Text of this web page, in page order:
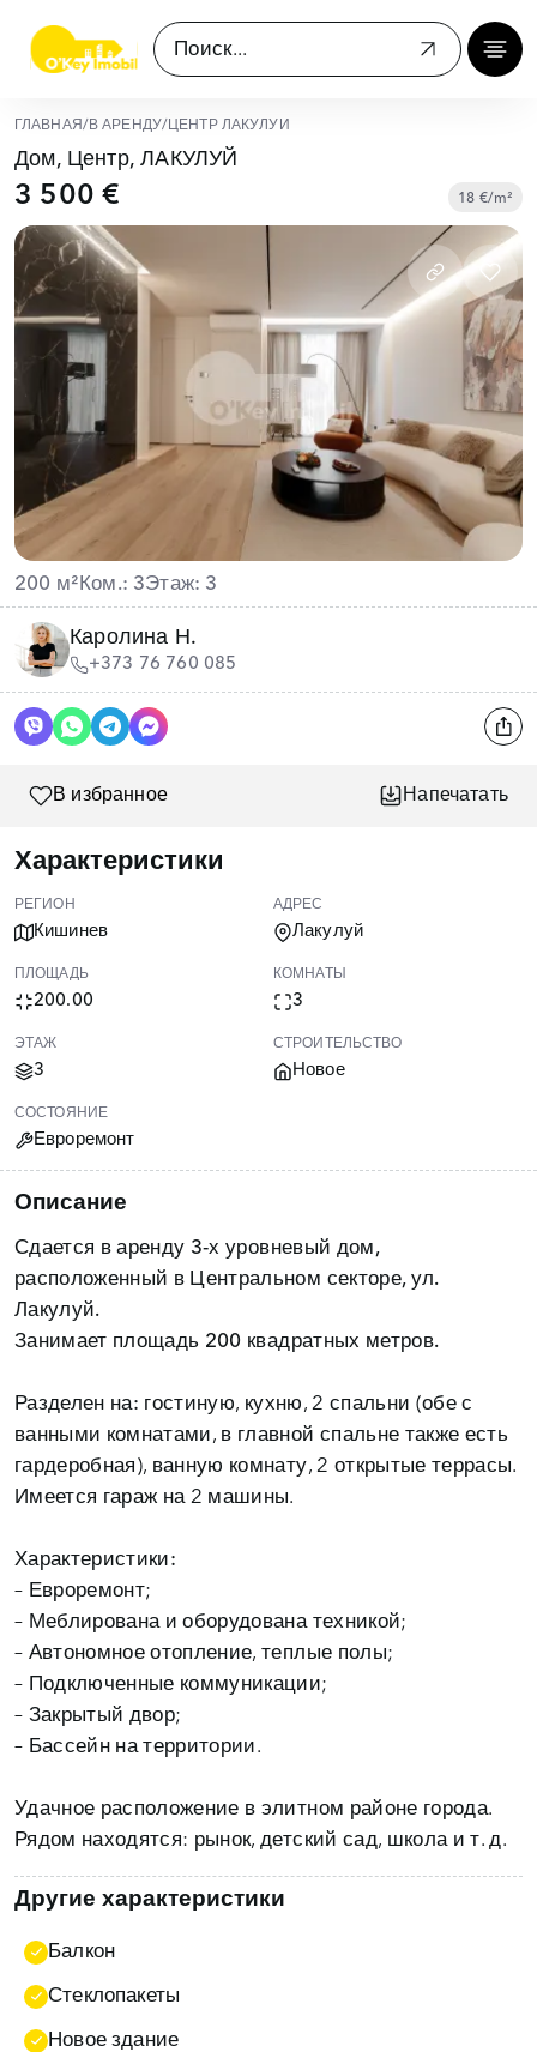
ГЛАВНАЯ/ В АРЕНДУ/ ЦЕНТР ЛАКУЛУЙ
Дом, Центр, ЛАКУЛУЙ
3 500 € 18 €/m²
200 м² Ком.: 3Этаж: 3
Каролина Н.
+373 76 760 085
В избранное Напечатать
Характеристики
РЕГИОН
Кишинев
АДРЕС
Лакулуй
ПЛОЩАДЬ
200.00
КОМНАТЫ
3
ЭТАЖ
3
СТРОИТЕЛЬСТВО
Новое
СОСТОЯНИЕ
Евроремонт
Описание
Сдается в аренду 3-х уровневый дом,
расположенный в Центральном секторе, ул.
Лакулуй.
Занимает площадь 200 квадратных метров.
Разделен на: гостиную, кухню, 2 спальни (обе с
ванными комнатами, в главной спальне также есть
гардеробная), ванную комнату, 2 открытые террасы.
Имеется гараж на 2 машины.
Характеристики:
– Евроремонт;
– Меблирована и оборудована техникой;
– Автономное отопление, теплые полы;
– Подключенные коммуникации;
– Закрытый двор;
– Бассейн на территории.
Удачное расположение в элитном районе города.
Рядом находятся: рынок, детский сад, школа и т. д.
Другие характеристики
Балкон
Стеклопакеты
Новое здание